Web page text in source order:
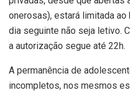
onerosas), estará limitada
dia seguinte não seja letivo.
a autorização segue até 22h.
A permanência de
incompletos, nos mesmos